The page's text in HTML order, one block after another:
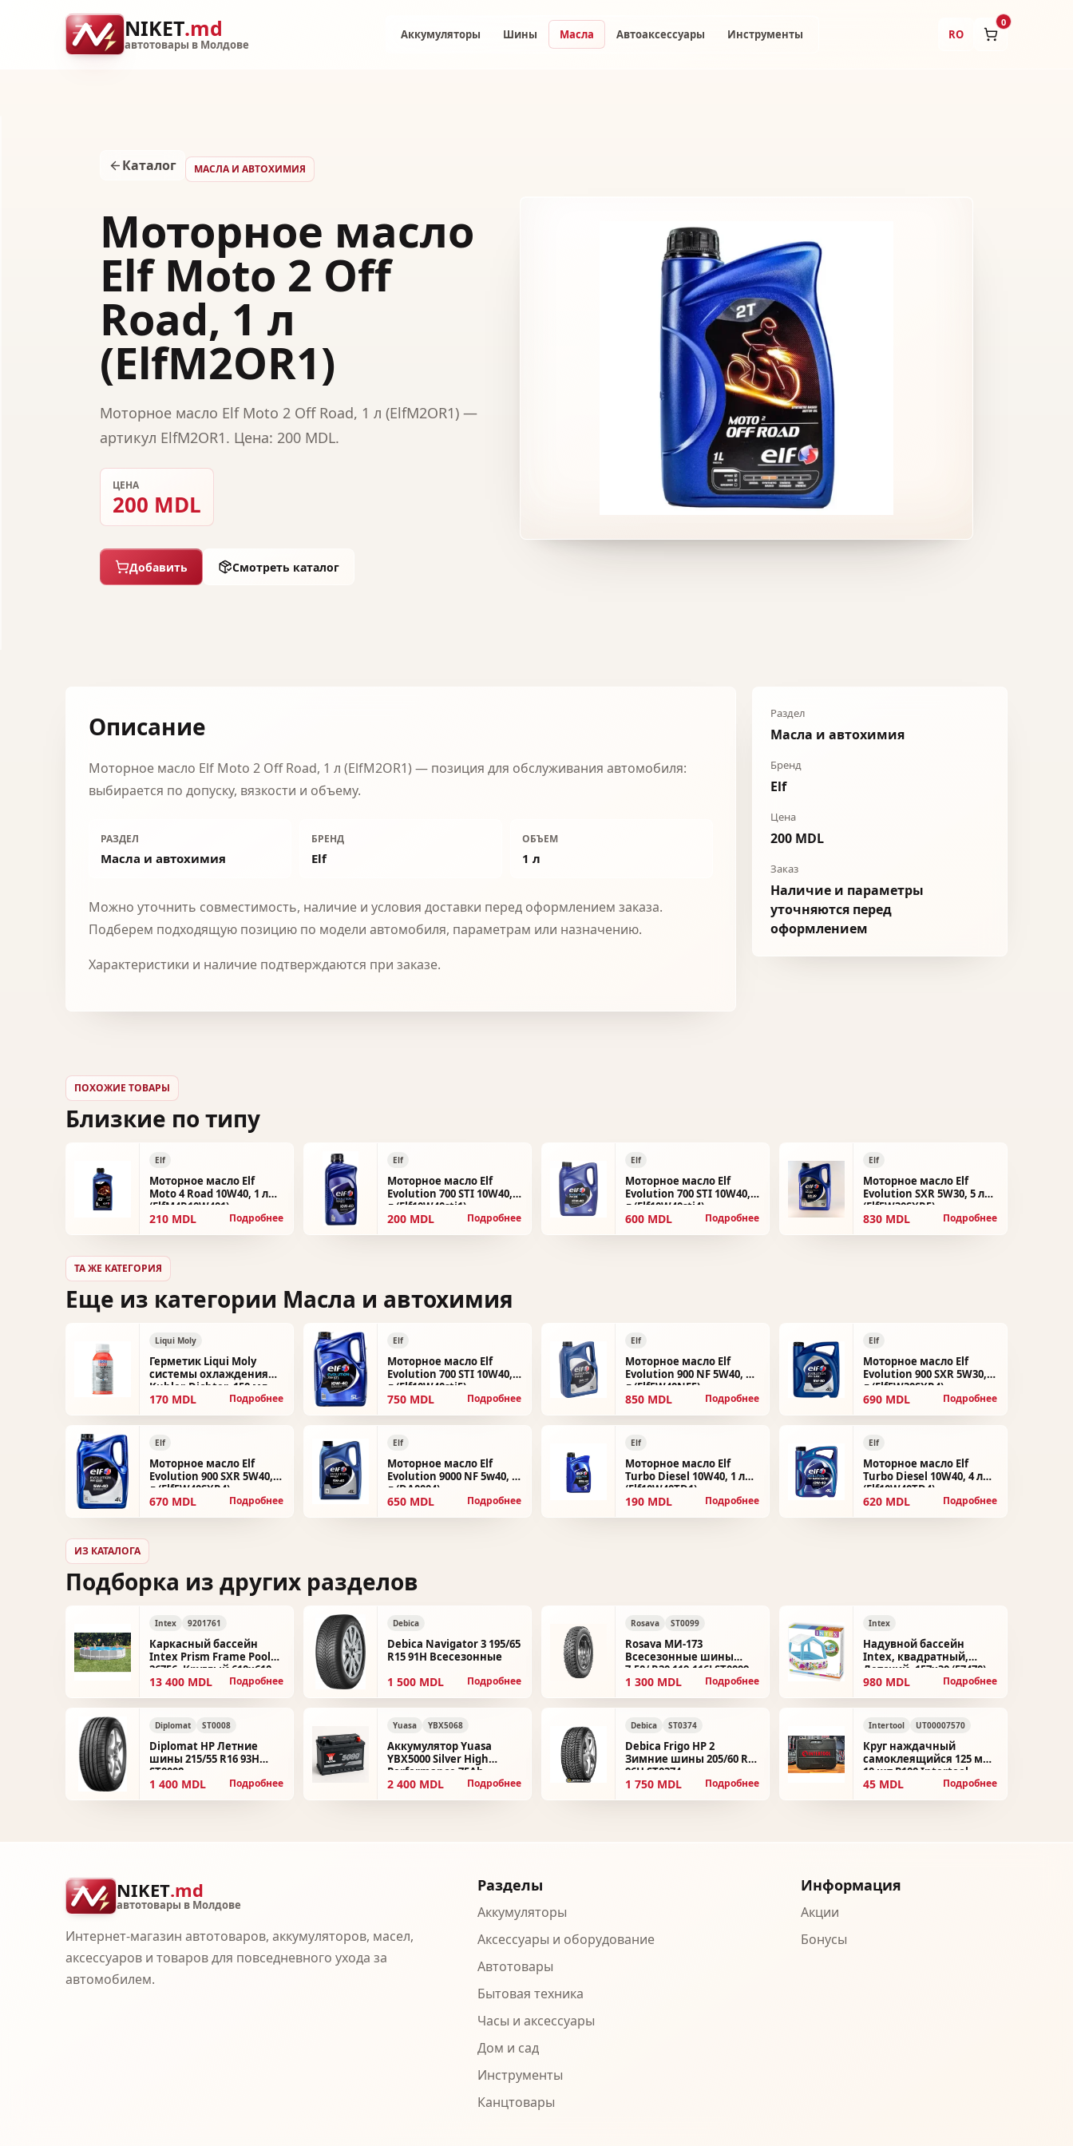
NIKET.md
автотовары в Молдове
Аккумуляторы Шины Масла Автоаксессуары Инструменты RO
0
Каталог МАСЛА И АВТОХИМИЯ
Моторное масло
Elf Moto 2 Off
Road, 1 л
(ElfM2OR1)
Моторное масло Elf Moto 2 Off Road, 1 л (ElfM2OR1) —
артикул ElfM2OR1. Цена: 200 MDL.
ЦЕНА
200 MDL
Добавить Смотреть каталог
Описание
Моторное масло Elf Moto 2 Off Road, 1 л (ElfM2OR1) — позиция для обслуживания автомобиля:
выбирается по допуску, вязкости и объему.
РАЗДЕЛ
Масла и автохимия
БРЕНД
Elf
ОБЪЕМ
1 л
Можно уточнить совместимость, наличие и условия доставки перед оформлением заказа.
Подберем подходящую позицию по модели автомобиля, параметрам или назначению.
Характеристики и наличие подтверждаются при заказе.
Раздел
Масла и автохимия
Бренд
Elf
Цена
200 MDL
Заказ
Наличие и параметры
уточняются перед
оформлением
ПОХОЖИЕ ТОВАРЫ
Близкие по типу
Elf
Моторное масло Elf
Moto 4 Road 10W40, 1 л
(ElfM4R10W401)
210 MDL Подробнее
Elf
Моторное масло Elf
Evolution 700 STI 10W40, 1
л (Elf10W40sti1)
200 MDL Подробнее
Elf
Моторное масло Elf
Evolution 700 STI 10W40, 4
л (Elf10W40sti4)
600 MDL Подробнее
Elf
Моторное масло Elf
Evolution SXR 5W30, 5 л
(Elf5W30SXR5)
830 MDL Подробнее
ТА ЖЕ КАТЕГОРИЯ
Еще из категории Масла и автохимия
Liqui Moly
Герметик Liqui Moly
системы охлаждения
Kuhler-Dichter, 150 мл
(2505)
170 MDL Подробнее
Elf
Моторное масло Elf
Evolution 700 STI 10W40, 5
л (Elf10W40sti5)
750 MDL Подробнее
Elf
Моторное масло Elf
Evolution 900 NF 5W40, 5
л (Elf5W40NF5)
850 MDL Подробнее
Elf
Моторное масло Elf
Evolution 900 SXR 5W30, 4
л (Elf5W30SXR4)
690 MDL Подробнее
Elf
Моторное масло Elf
Evolution 900 SXR 5W40, 4
л (Elf5W40SXR4)
670 MDL Подробнее
Elf
Моторное масло Elf
Evolution 9000 NF 5w40, 4
л (DA0004)
650 MDL Подробнее
Elf
Моторное масло Elf
Turbo Diesel 10W40, 1 л
(Elf10W40TD1)
190 MDL Подробнее
Elf
Моторное масло Elf
Turbo Diesel 10W40, 4 л
(Elf10W40TD4)
620 MDL Подробнее
ИЗ КАТАЛОГА
Подборка из других разделов
Intex 9201761
Каркасный бассейн
Intex Prism Frame Pool
26756, Круглый 610х610,
глубина 132 см, объем
32695 л 9201761
13 400 MDL Подробнее
Debica
Debica Navigator 3 195/65
R15 91H Всесезонные
1 500 MDL Подробнее
Rosava ST0099
Rosava МИ-173
Всесезонные шины
7.50/ R20 119-116J ST0099
1 300 MDL Подробнее
Intex
Надувной бассейн
Intex, квадратный,
Детский, 157x30 (57470)
980 MDL Подробнее
Diplomat ST0008
Diplomat HP Летние
шины 215/55 R16 93H
ST0008
1 400 MDL Подробнее
Yuasa YBX5068
Аккумулятор Yuasa
YBX5000 Silver High
Performance 75Ah
YBX5068
2 400 MDL Подробнее
Debica ST0374
Debica Frigo HP 2
Зимние шины 205/60 R16
96H ST0374
1 750 MDL Подробнее
Intertool UT00007570
Круг наждачный
самоклеящийся 125 мм
10 шт P100 Intertool
UT00007570
45 MDL Подробнее
NIKET.md
автотовары в Молдове
Интернет-магазин автотоваров, аккумуляторов, масел,
аксессуаров и товаров для повседневного ухода за
автомобилем.
Разделы
Аккумуляторы
Аксессуары и оборудование
Автотовары
Бытовая техника
Часы и аксессуары
Дом и сад
Инструменты
Канцтовары
Информация
Акции
Бонусы